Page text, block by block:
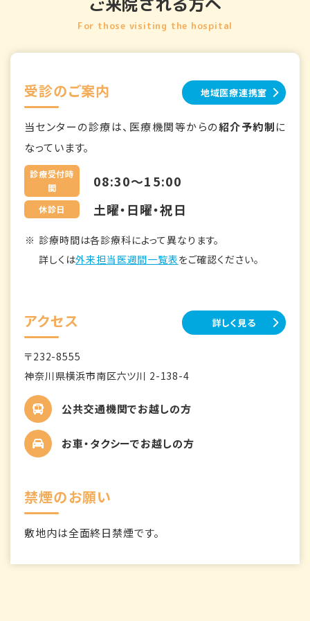
For those visiting the hospital
受診のご案内 地域医療連携室
当センターの診療は、医療機関等からの紹介予約制に
なっています。
診療受付時
間
08:30～15:00
休診日 土曜・日曜・祝日
診療時間は各診療科によって異なります。
詳しくは外来担当医週間一覧表をご確認ください。
アクセス 詳しく見る
〒232-8555
神奈川県横浜市南区六ツ川 2-138-4
公共交通機関でお越しの方
お車・タクシーでお越しの方
禁煙のお願い
敷地内は全面終日禁煙です。